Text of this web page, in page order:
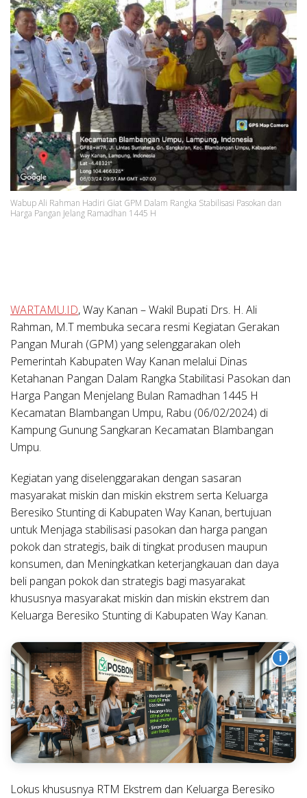
Wabup Ali Rahman Hadiri Giat GPM Dalam Rangka Stabilisasi Pasokan dan
Harga Pangan Jelang Ramadhan 1445 H
WARTAMU.ID, Way Kanan – Wakil Bupati Drs. H. Ali
Rahman, M.T membuka secara resmi Kegiatan Gerakan
Pangan Murah (GPM) yang selenggarakan oleh
Pemerintah Kabupaten Way Kanan melalui Dinas
Ketahanan Pangan Dalam Rangka Stabilitasi Pasokan dan
Harga Pangan Menjelang Bulan Ramadhan 1445 H
Kecamatan Blambangan Umpu, Rabu (06/02/2024) di
Kampung Gunung Sangkaran Kecamatan Blambangan
Umpu.
Kegiatan yang diselenggarakan dengan sasaran
masyarakat miskin dan miskin ekstrem serta Keluarga
Beresiko Stunting di Kabupaten Way Kanan, bertujuan
untuk Menjaga stabilisasi pasokan dan harga pangan
pokok dan strategis, baik di tingkat produsen maupun
konsumen, dan Meningkatkan keterjangkauan dan daya
beli pangan pokok dan strategis bagi masyarakat
khususnya masyarakat miskin dan miskin ekstrem dan
Keluarga Beresiko Stunting di Kabupaten Way Kanan.
i
Lokus khususnya RTM Ekstrem dan Keluarga Beresiko